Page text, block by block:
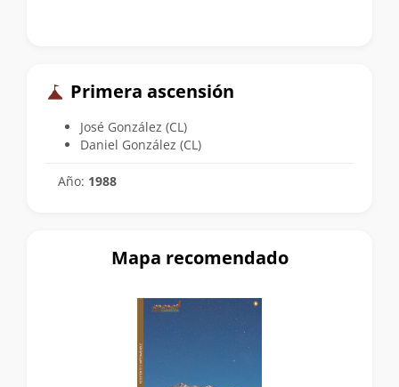
Primera ascensión
José González (CL)
Daniel González (CL)
Año: 1988
Mapa recomendado